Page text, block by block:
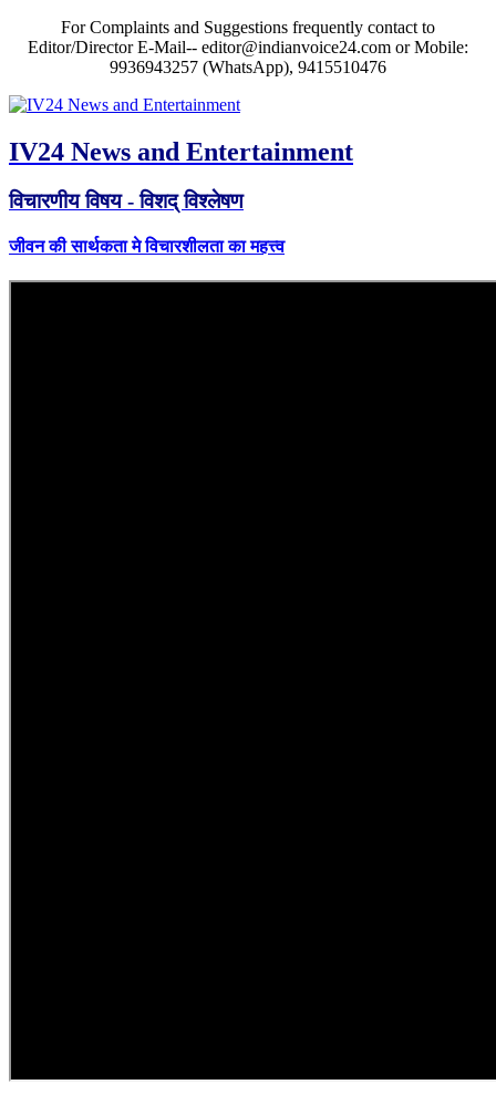
For Complaints and Suggestions frequently contact to
Editor/Director E-Mail-- editor@indianvoice24.com or Mobile:
9936943257 (WhatsApp), 9415510476
IV24 News and Entertainment
विचारणीय विषय - विशद् विश्लेषण
जीवन की सार्थकता मे विचारशीलता का महत्त्व